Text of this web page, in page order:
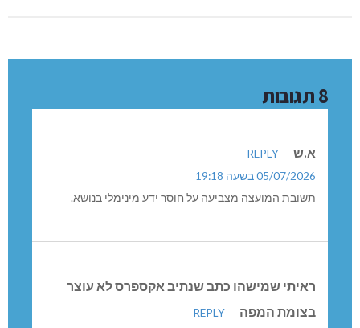
8 תגובות
א.ש
REPLY
05/07/2026 בשעה 19:18
תשובת המועצה מצביעה על חוסר ידע מינימלי בנושא.
ראיתי שמישהו כתב שנתיב אקספרס לא עוצר
בצומת המפה
REPLY